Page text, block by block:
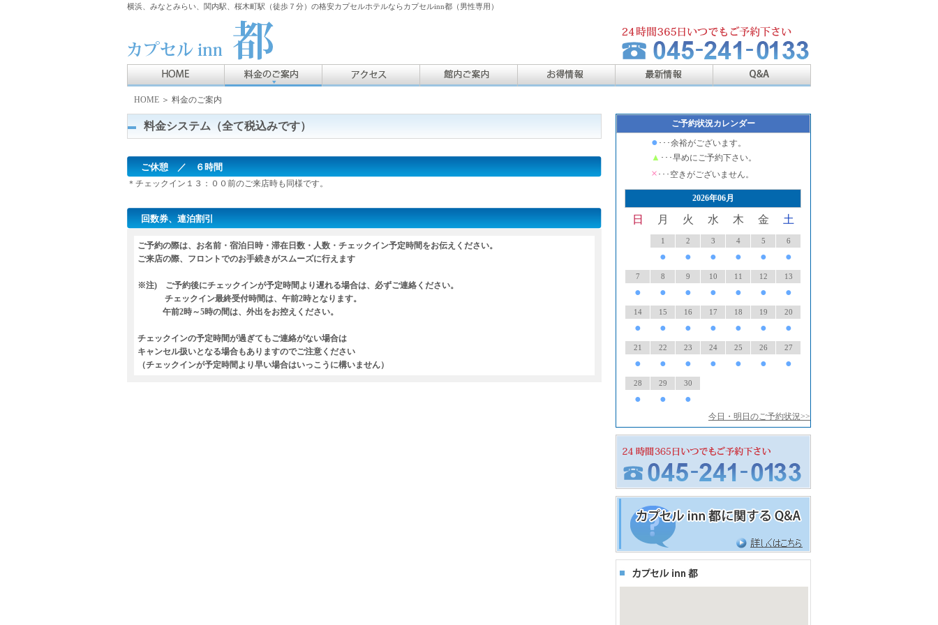
横浜、みなとみらい、関内駅、桜木町駅（徒歩７分）の格安カプセルホテルならカプセルinn都（男性専用）
HOME ＞ 料金のご案内
料金システム（全て税込みです）
ご休憩 ／ ６時間
＊チェックイン１３：００前のご来店時も同様です。
回数券、連泊割引
ご予約の際は、お名前・宿泊日時・滞在日数・人数・チェックイン予定時間をお伝えください。
ご来店の際、フロントでのお手続きがスムーズに行えます
※注) ご予約後にチェックインが予定時間より遅れる場合は、必ずご連絡ください。
チェックイン最終受付時間は、午前2時となります。
午前2時～5時の間は、外出をお控えください。
チェックインの予定時間が過ぎてもご連絡がない場合は
キャンセル扱いとなる場合もありますのでご注意ください
（チェックインが予定時間より早い場合はいっこうに構いません）
ご予約状況カレンダー
● ･･･余裕がございます。
▲ ･･･早めにご予約下さい。
× ･･･空きがございません。
2026年06月
日 月 火 水 木 金 土
1
●
2
●
3
●
4
●
5
●
6
●
7
●
8
●
9
●
10
●
11
●
12
●
13
●
14
●
15
●
16
●
17
●
18
●
19
●
20
●
21
●
22
●
23
●
24
●
25
●
26
●
27
●
28
●
29
●
30
●
今日・明日のご予約状況>>